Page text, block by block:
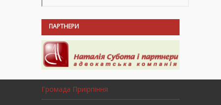
ПАРТНЕРИ
Громада Приірпіння